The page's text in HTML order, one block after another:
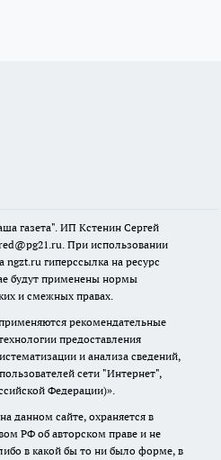
газета". ИП Кстенин Сергей
При использовании
ngzt.ru гиперссылка на ресурс
будут применены нормы
и смежных правах.
рекомендательные
предоставления
и анализа сведений,
сети "Интернет",
Федерации)».
данном сайте, охраняется в
РФ об авторском праве и не
в какой бы то ни было форме, в